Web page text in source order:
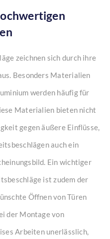
zeichnen sich durch ihre
Besonders Materialien
werden häufig für
Materialien bieten nicht
gegen äußere Einflüsse,
auch ein
Ein wichtiger
ist zudem der
Öffnen von Türen
der Montage von
Arbeiten unerlässlich,